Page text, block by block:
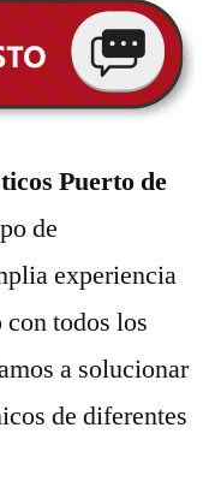
Puerto de
de
experiencia
todos los
a solucionar
de diferentes